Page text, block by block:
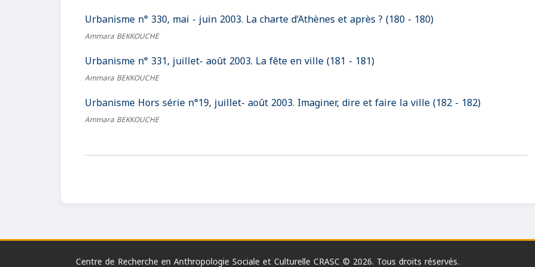
Urbanisme n° 330, mai - juin 2003. La charte d’Athènes et après ? (180 - 180)
Ammara BEKKOUCHE
Urbanisme n° 331, juillet- août 2003. La fête en ville (181 - 181)
Ammara BEKKOUCHE
Urbanisme Hors série n°19, juillet- août 2003. Imaginer, dire et faire la ville (182 - 182)
Ammara BEKKOUCHE
Centre de Recherche en Anthropologie Sociale et Culturelle CRASC © 2026. Tous droits réservés.